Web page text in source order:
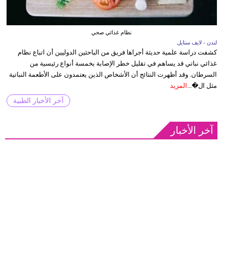
نظام غذائي صحي
لندن - لايف ستايل
كشفت دراسة علمية حديثة أجراها فريق من الباحثين الدوليين أن اتباع نظام
غذائي نباتي قد يساهم في تقليل خطر الإصابة بخمسة أنواع رئيسية من
السرطان. وقد أظهرت النتائج أن الأشخاص الذين يعتمدون على الأطعمة النباتية
مثل ال�...
المزيد
آخر الأخبار الطبية
آخر الأخبار